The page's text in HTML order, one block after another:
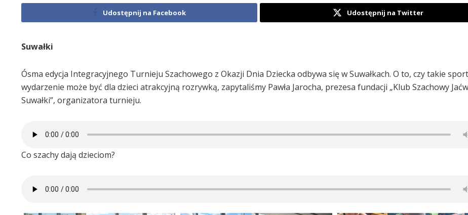
Udostępnij na Facebook Udostępnij na Twitter
Suwałki
Ósma edycja Integracyjnego Turnieju Szachowego z Okazji Dnia Dziecka odbywa się w Suwałkach. O to, czy takie
wydarzenie może być dla dzieci atrakcyjną rozrywką, zapytaliśmy Pawła Jarocha, prezesa fundacji „Klub Szachowy
Suwałki”, organizatora turnieju.
Co szachy dają dzieciom?